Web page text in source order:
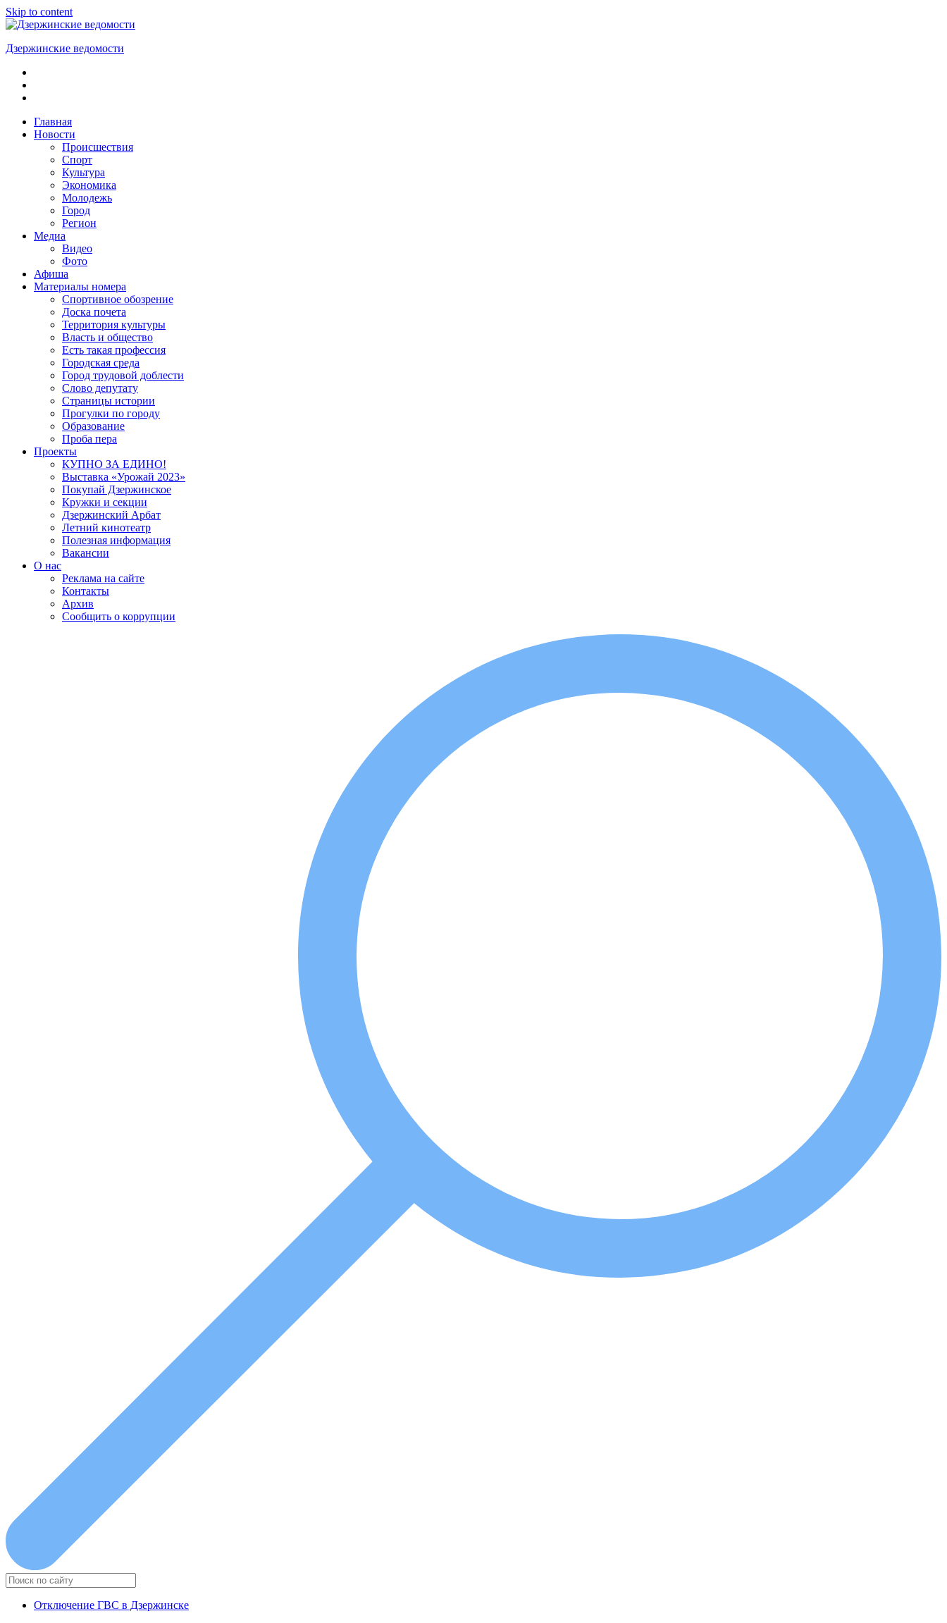
Skip to content
Дзержинские ведомости
ОБЩЕСТВЕННО-
ПОЛИТИЧЕСКАЯ
ГАЗЕТАГлавная
Новости
Происшествия
Спорт
Культура
Экономика
Молодежь
Город
Регион
Медиа
Видео
Фото
Афиша
Материалы номера
Спортивное обозрение
Доска почета
Территория культуры
Власть и общество
Есть такая профессия
Городская среда
Город трудовой доблести
Слово депутату
Страницы истории
Прогулки по городу
Образование
Проба пера
Проекты
КУПНО ЗА ЕДИНО!
Выставка «Урожай 2023»
Покупай Дзержинское
Кружки и секции
Дзержинский Арбат
Летний кинотеатр
Полезная информация
Вакансии
О нас
Реклама на сайте
Контакты
Архив
Сообщить о коррупции
Отключение ГВС в Дзержинске